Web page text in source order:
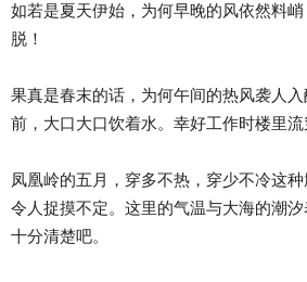
如若是夏天伊始，为何早晚的风依然料
脱！
果真是春末的话，为何午间的热风袭人
前，大口大口饮着水。幸好工作时楼里流
凤凰岭的五月，穿多不热，穿少不冷这
令人捉摸不定。这里的气温与大海的潮
十分清楚吧。